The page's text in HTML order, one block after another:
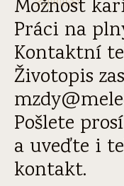
Možnost
Práci na
Kontaktní
Životopis
Pošlete
a uveďte i
kontakt.